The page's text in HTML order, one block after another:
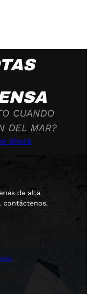
CUANDO
DEL MAR?
ahora
de alta
contáctenos.